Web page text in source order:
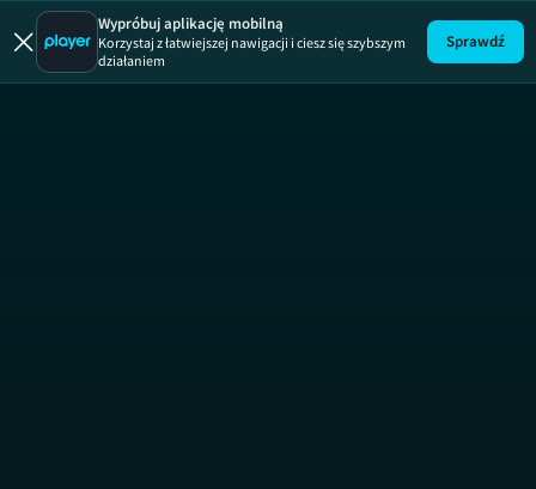
Automaniak
Wypróbuj aplikację mobilną
Korzystaj z łatwiejszej nawigacji i ciesz się szybszym
działaniem
Sprawdź